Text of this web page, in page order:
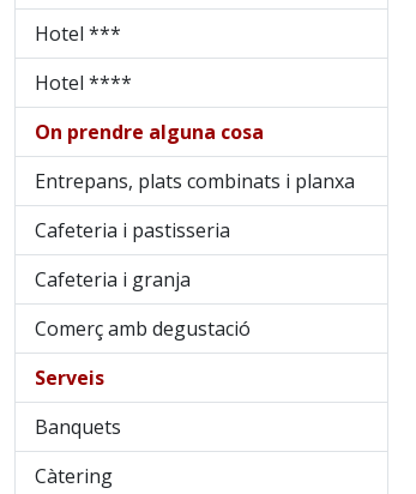
Hotel ***
Hotel ****
On prendre alguna cosa
Entrepans, plats combinats i planxa
Cafeteria i pastisseria
Cafeteria i granja
Comerç amb degustació
Serveis
Banquets
Càtering